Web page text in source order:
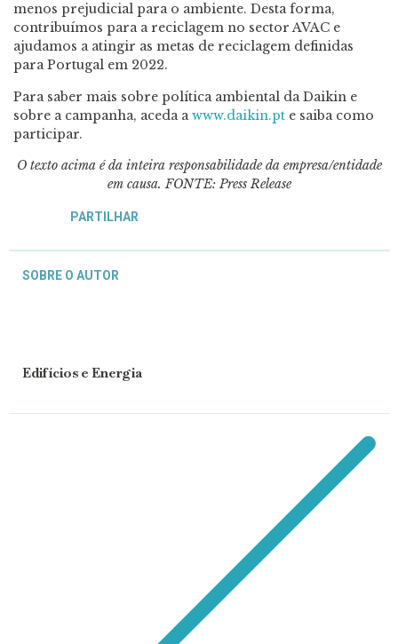
menos prejudicial para o ambiente. Desta forma,
contribuímos para a reciclagem no sector AVAC e
ajudamos a atingir as metas de reciclagem definidas
para Portugal em 2022.
Para saber mais sobre política ambiental da Daikin e
sobre a campanha, aceda awww.daikin.pt e saiba como
participar.
O texto acima é da inteira responsabilidade da empresa/entidade
em causa.FONTE: Press Release
PARTILHAR
SOBRE O AUTOR
Edifícios e Energia